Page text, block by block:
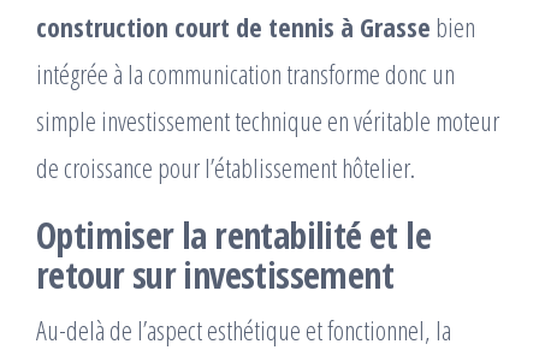
construction court de tennis à Grasse bien
intégrée à la communication transforme donc un
simple investissement technique en véritable moteur
de croissance pour l’établissement hôtelier.
Optimiser la rentabilité et le
retour sur investissement
Au-delà de l’aspect esthétique et fonctionnel, la